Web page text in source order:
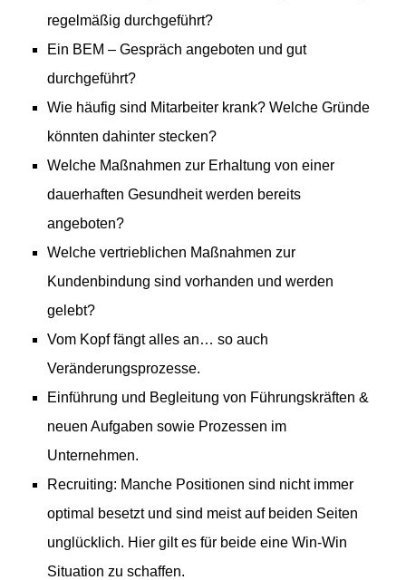
regelmäßig durchgeführt?
Ein BEM – Gespräch angeboten und gut
durchgeführt?
Wie häufig sind Mitarbeiter krank? Welche Gründe
könnten dahinter stecken?
Welche Maßnahmen zur Erhaltung von einer
dauerhaften Gesundheit werden bereits
angeboten?
Welche vertrieblichen Maßnahmen zur
Kundenbindung sind vorhanden und werden
gelebt?
Vom Kopf fängt alles an… so auch
Veränderungsprozesse.
Einführung und Begleitung von Führungskräften &
neuen Aufgaben sowie Prozessen im
Unternehmen.
Recruiting: Manche Positionen sind nicht immer
optimal besetzt und sind meist auf beiden Seiten
unglücklich. Hier gilt es für beide eine Win-Win
Situation zu schaffen.